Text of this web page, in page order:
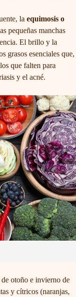
la equimosis o
pequeñas manchas
El brillo y la
grasos esenciales que,
que falten para
y el acné.
otoño e invierno de
y cítricos (naranjas,